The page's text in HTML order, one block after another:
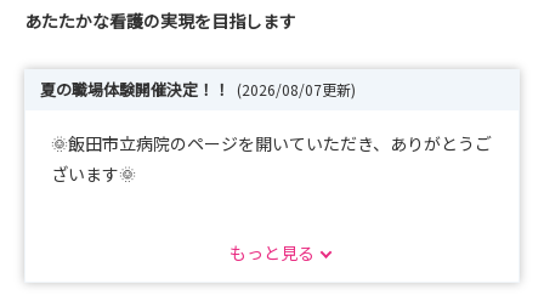
あたたかな看護の実現を目指します
夏の職場体験開催決定！！ (2026/08/07更新)
🌞飯田市立病院のページを開いていただき、ありがとうご
ざいます🌞
もっと見る